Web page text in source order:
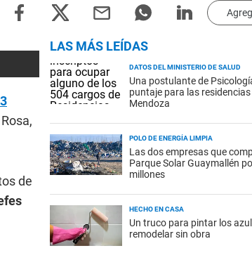
de
LAS MÁS LEÍDAS
DATOS DEL MINISTERIO DE SALUD
Una postulante de
puntaje para las
Mendoza
POLO DE ENERGÍA LIMPIA
Las dos empresas que
Parque Solar Guaymallén
millones
HECHO EN CASA
Un truco para pintar los
remodelar sin obra